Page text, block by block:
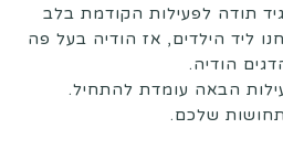
תודה לפעילות הקודמת בלב
ליד הילדים, אז הודיה בעל פה
הודיה.
הבאה עומדת להתחיל.
שלכם.